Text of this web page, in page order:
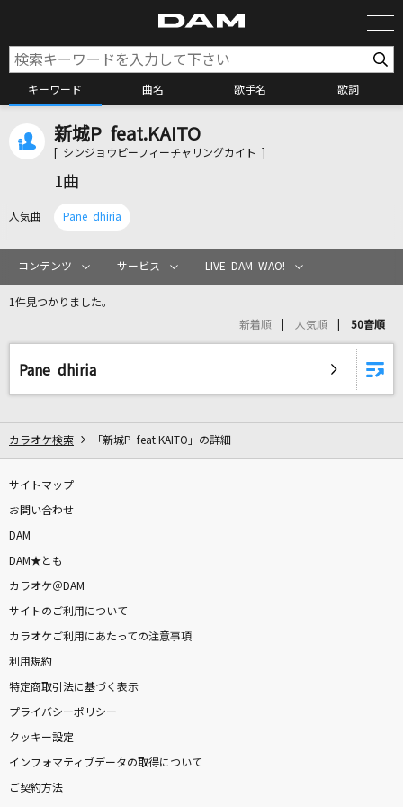
キーワード 曲名 歌手名 歌詞
カラオケ検索
カラオケリクエスト
リアルタイムで歌われている曲の一覧
Mrs. GREEN APPLE
Once
夢をあきらめないで
岡村孝子
[生音]プライマル
ORIGINAL LOVE
LOVE SONG
新城P feat.KAITO
[ シンジョウピーフィーチャリングカイト ]
1曲
人気曲 Pane dhiria
コンテンツ サービス LIVE DAM WAO!
1件見つかりました。
新着順 人気順 50音順
Pane dhiria
カラオケ検索 「新城P feat.KAITO」の詳細
サイトマップ
お問い合わせ
DAM
DAM★とも
カラオケ＠DAM
サイトのご利用について
カラオケご利用にあたっての注意事項
利用規約
特定商取引法に基づく表示
プライバシーポリシー
クッキー設定
インフォマティブデータの取得について
ご契約方法